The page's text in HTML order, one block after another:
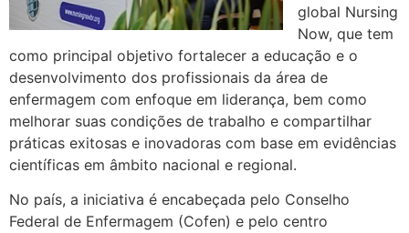
global Nursing
Now, que tem
como principal objetivo fortalecer a educação e o
desenvolvimento dos profissionais da área de
enfermagem com enfoque em liderança, bem como
melhorar suas condições de trabalho e compartilhar
práticas exitosas e inovadoras com base em evidências
científicas em âmbito nacional e regional.
No país, a iniciativa é encabeçada pelo Conselho
Federal de Enfermagem (Cofen) e pelo centro